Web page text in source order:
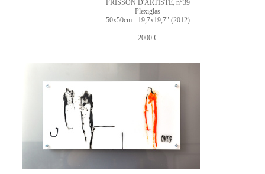
FRISSON D'ARTISTE n°39
Plexiglas
50x50cm - 19,7x19,7" (2012)
2000 €